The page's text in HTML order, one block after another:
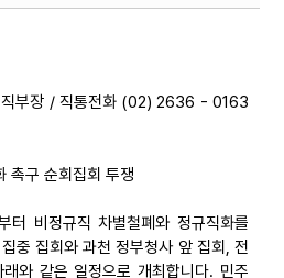
직부장 / 직통전화 (02) 2636 - 0163
촉구 순회집회 투쟁
터 비정규직 차별철폐와 정규직화를
중 집회와 과천 정부청사 앞 집회, 전
와 같은 일정으로 개최합니다. 민주